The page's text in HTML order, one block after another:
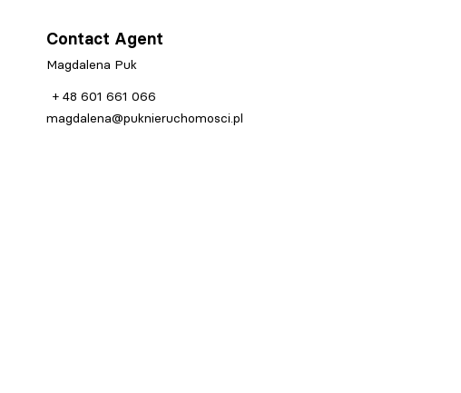
Contact Agent
Magdalena Puk
+ 48 601 661 066
magdalena@puknieruchomosci.pl